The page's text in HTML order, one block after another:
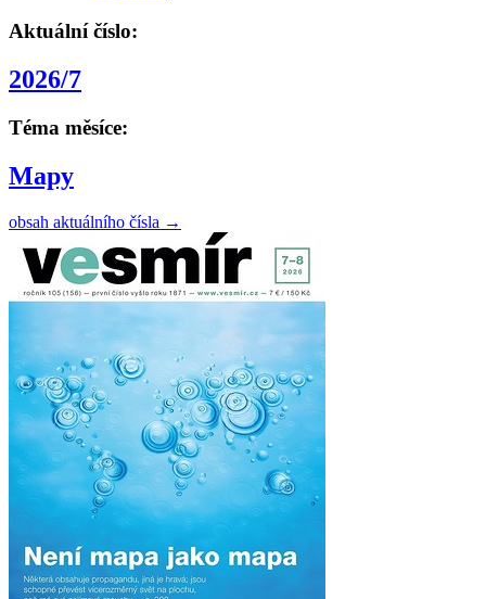
Aktuální číslo:
2026/7
Téma měsíce:
Mapy
obsah aktuálního čísla →